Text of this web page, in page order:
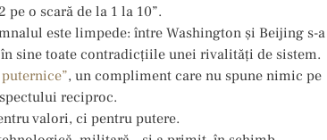
o scară de la 1 la 10”.
este limpede: între Washington și Beijing s-a
sine toate contradicțiile unei rivalități de sistem.
, un compliment care nu spune nimic pe
reciproc.
valori, ci pentru putere.